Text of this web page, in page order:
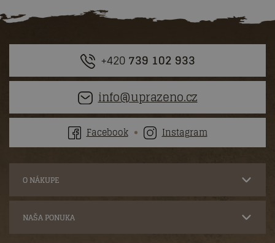
+420739 102 933
info@uprazeno.cz
Facebook Instagram
O NÁKUPE
NAŠA PONUKA